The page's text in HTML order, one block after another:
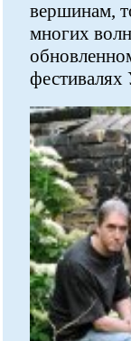
вершинам,
многих